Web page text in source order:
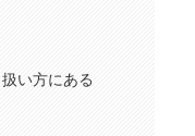
い方にある